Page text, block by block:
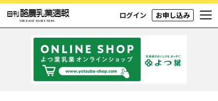
ログイン お申し込み